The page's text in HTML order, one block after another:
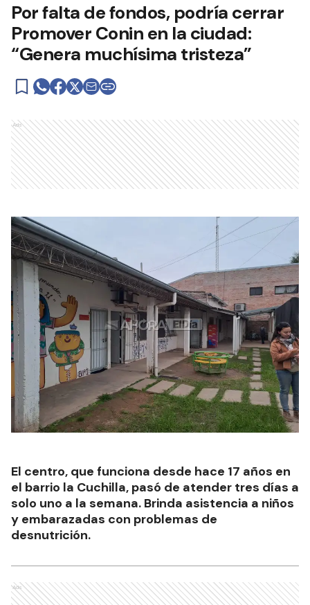
Por falta de fondos, podría cerrar
Promover Conin en la ciudad:
“Genera muchísima tristeza”
Ads
El centro, que funciona desde hace 17 años en
el barrio la Cuchilla, pasó de atender tres días a
solo uno a la semana. Brinda asistencia a niños
y embarazadas con problemas de
desnutrición.
Ads